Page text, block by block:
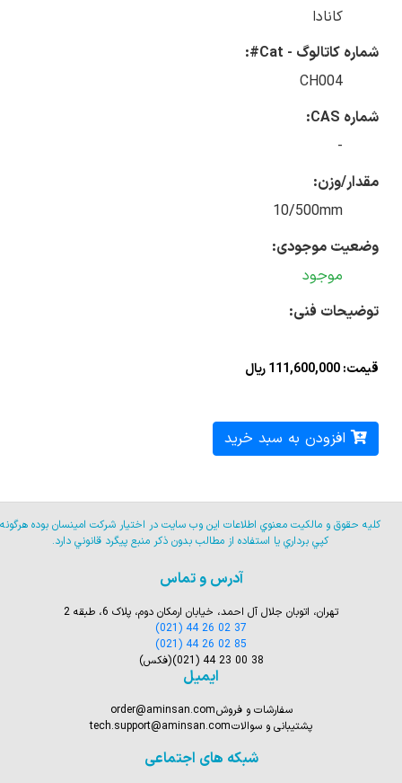
کانادا
شماره کاتالوگ - Cat#:
CH004
شماره CAS:
مقدار/وزن:
10/500mm
وضعیت موجودی:
موجود
توضیحات فنی:
قیمت: 111,600,000 ریال
افزودن به سبد خرید
كليه حقوق و مالكيت معنوي اطلاعات اين وب سايت در اختيار شركت امينسان بوده هرگونه
كپي برداري يا استفاده از مطالب بدون ذكر منبع پيگرد قانوني دارد.
آدرس و تماس
تهران، اتوبان جلال آل احمد، خیابان ارمکان دوم، پلاک 6، طبقه 2
(021) 44 26 02 37
(021) 44 26 02 85
(021) 44 23 00 38(فکس)
ایمیل
سفارشات و فروشorder@aminsan.com
پشتیبانی و سوالاتtech.support@aminsan.com
شبکه های اجتماعی